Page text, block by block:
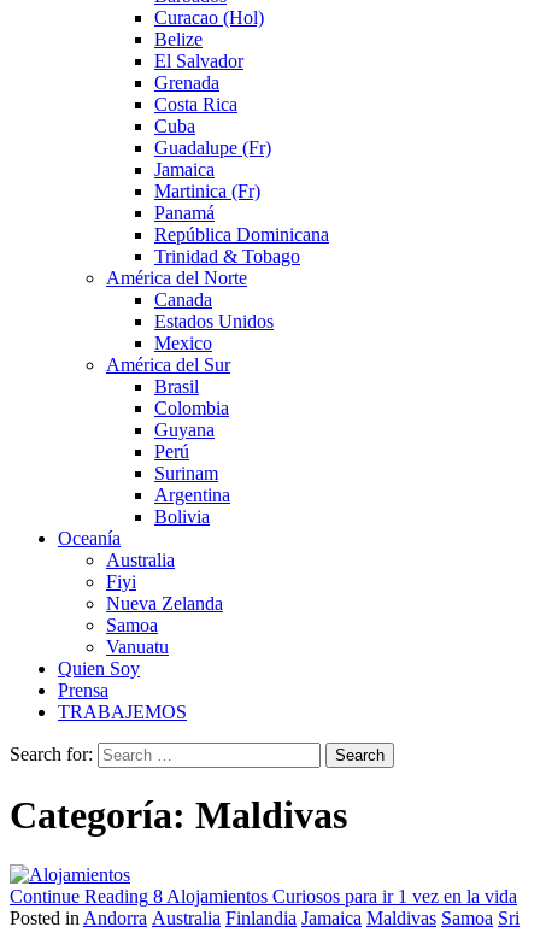
Curacao (Hol)
Belize
El Salvador
Grenada
Costa Rica
Cuba
Guadalupe (Fr)
Jamaica
Martinica (Fr)
Panamá
República Dominicana
Trinidad & Tobago
América del Norte
Canada
Estados Unidos
Mexico
América del Sur
Brasil
Colombia
Guyana
Perú
Surinam
Argentina
Bolivia
Oceanía
Australia
Fiyi
Nueva Zelanda
Samoa
Vanuatu
Quien Soy
Prensa
TRABAJEMOS
Search for:
Categoría: Maldivas
Continue Reading 8 Alojamientos Curiosos para ir 1 vez en la vida
Posted in Andorra Australia Finlandia Jamaica Maldivas Samoa Sri